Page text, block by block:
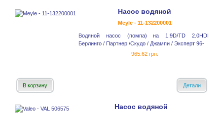
Насос водяной
Meyle - 11-132200001
Водяной насос (помпа) на 1.9D/TD 2.0HDI
Берлинго / Партнер /Скудо / Джампи / Эксперт 96-
965.62 грн.
В корзину Детали
Насос водяной